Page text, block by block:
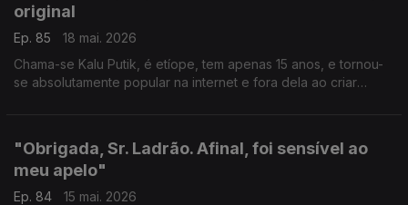
original
Ep. 85
18 mai. 2026
Chama-se Kalu Putik, é etíope, tem apenas 15 anos, e tornou-
se absolutamente popular na internet e fora dela ao criar
"Obrigada, Sr. Ladrão. Afinal, foi sensível ao
meu apelo"
Ep. 84
15 mai. 2026